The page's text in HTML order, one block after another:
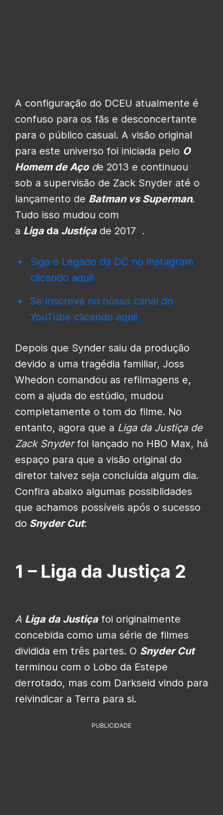
A configuração do DCEU atualmente é
confuso para os fãs e desconcertante
para o público casual. A visão original
para este universo foi iniciada pelo O
Homem de Açode 2013 e continuou
sob a supervisão de Zack Snyder até o
lançamento de Batman vs Superman.
Tudo isso mudou com
a Ligada Justiçade 2017 .
Siga o Legado da DC no Instagram
clicando aqui!
Se inscreva no nosso canal do
YouTube clicando aqui!
Depois que Synder saiu da produção
devido a uma tragédia familiar, Joss
Whedon comandou as refilmagens e,
com a ajuda do estúdio, mudou
completamente o tom do filme. No
entanto, agora que a Liga da Justiça de
Zack Snyderfoi lançado no HBO Max, há
espaço para que a visão original do
diretor talvez seja concluída algum dia.
Confira abaixo algumas possiblidades
que achamos possíveis após o sucesso
do Snyder Cut:
1 – Liga da Justiça 2
A Liga da Justiça foi originalmente
concebida como uma série de filmes
dividida em três partes. O Snyder Cut
terminou com o Lobo da Estepe
derrotado, mas com Darkseid vindo para
reivindicar a Terra para si.
PUBLICIDADE